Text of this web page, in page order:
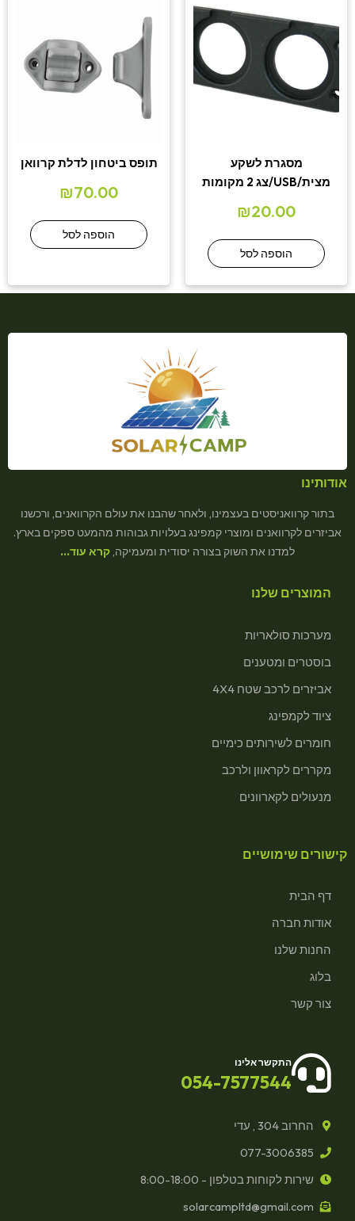
מסגרת לשקע
מצית/USB/צג 2 מקומות
₪20.00
הוספה לסל
תופס ביטחון לדלת קרוואן
₪70.00
הוספה לסל
אודותינו
בתור קרוואניסטים בעצמינו, ולאחר שהבנו את עולם הקרוואנים, ורכשנו
אביזרים לקרוואנים ומוצרי קמפינג בעלויות גבוהות מהמעט ספקים בארץ.
למדנו את השוק בצורה יסודית ומעמיקה, קרא עוד…
המוצרים שלנו
מערכות סולאריות
בוסטרים ומטענים
אביזרים לרכב שטח 4X4
ציוד לקמפינג
חומרים לשירותים כימיים
מקררים לקראוון ולרכב
מנעולים לקארוונים
קישורים שימושיים
דף הבית
אודות חברה
החנות שלנו
בלוג
צור קשר
התקשר אלינו
054-7577544
החרוב 304 , עדי
077-3006385
שירות לקוחות בטלפון - 8:00-18:00
solarcampltd@gmail.com